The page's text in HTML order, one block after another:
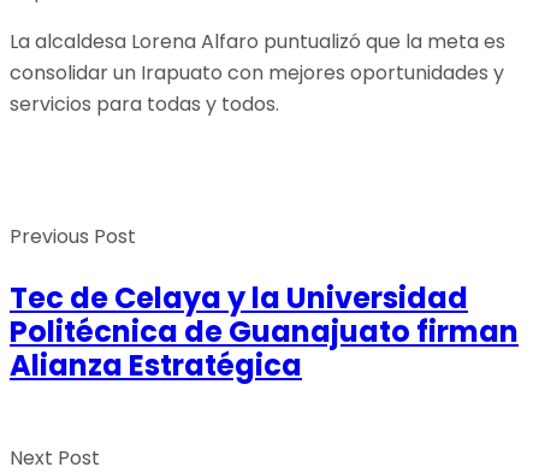
La alcaldesa Lorena Alfaro puntualizó que la meta es
consolidar un Irapuato con mejores oportunidades y
servicios para todas y todos.
Previous Post
Tec de Celaya y la Universidad
Politécnica de Guanajuato firman
Alianza Estratégica
Next Post